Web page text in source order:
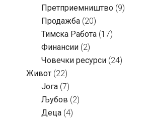
Претприемништво (9)
Продажба (20)
Тимска Работа (17)
Финансии (2)
Човечки ресурси (24)
Живот (22)
Јога (7)
Љубов (2)
Деца (4)